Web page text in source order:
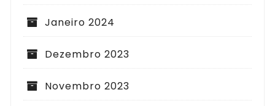
Janeiro 2024
Dezembro 2023
Novembro 2023